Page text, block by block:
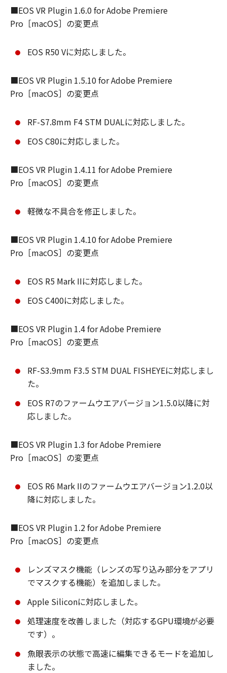
■EOS VR Plugin 1.6.0 for Adobe Premiere
Pro［macOS］の変更点
EOS R50 Vに対応しました。
■EOS VR Plugin 1.5.10 for Adobe Premiere
Pro［macOS］の変更点
RF-S7.8mm F4 STM DUALに対応しました。
EOS C80に対応しました。
■EOS VR Plugin 1.4.11 for Adobe Premiere
Pro［macOS］の変更点
軽微な不具合を修正しました。
■EOS VR Plugin 1.4.10 for Adobe Premiere
Pro［macOS］の変更点
EOS R5 Mark IIに対応しました。
EOS C400に対応しました。
■EOS VR Plugin 1.4 for Adobe Premiere
Pro［macOS］の変更点
RF-S3.9mm F3.5 STM DUAL FISHEYEに対応しまし
た。
EOS R7のファームウエアバージョン1.5.0以降に対
応しました。
■EOS VR Plugin 1.3 for Adobe Premiere
Pro［macOS］の変更点
EOS R6 Mark IIのファームウエアバージョン1.2.0以
降に対応しました。
■EOS VR Plugin 1.2 for Adobe Premiere
Pro［macOS］の変更点
レンズマスク機能（レンズの写り込み部分をアプリ
でマスクする機能）を追加しました。
Apple Siliconに対応しました。
処理速度を改善しました（対応するGPU環境が必要
です）。
魚眼表示の状態で高速に編集できるモードを追加し
ました。